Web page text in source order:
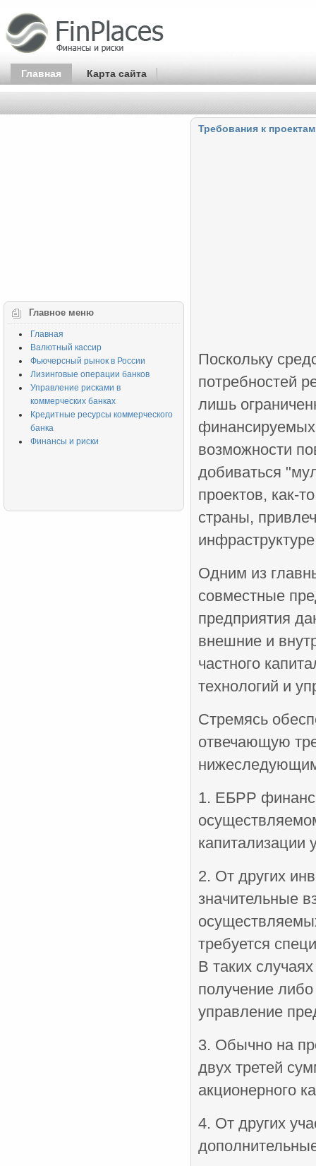
Главная Карта сайта
Требования к проектам
Поскольку
потребностей
лишь
возможности
добиваться
проектов, как-
страны,
Одним из
совместные
предприятия
внешние и
частного
технологий и
Стремясь
отвечающую
1. ЕБРР
2. От других
значительные
требуется
В таких
получение
управление
3. Обычно на
двух третей
акционерного
4. От других
Главное меню
Главная
Валютный кассир
Фьючерсный рынок в России
Лизинговые операции банков
Управление рисками в
коммерческих банках
Кредитные ресурсы коммерческого
банка
Финансы и риски